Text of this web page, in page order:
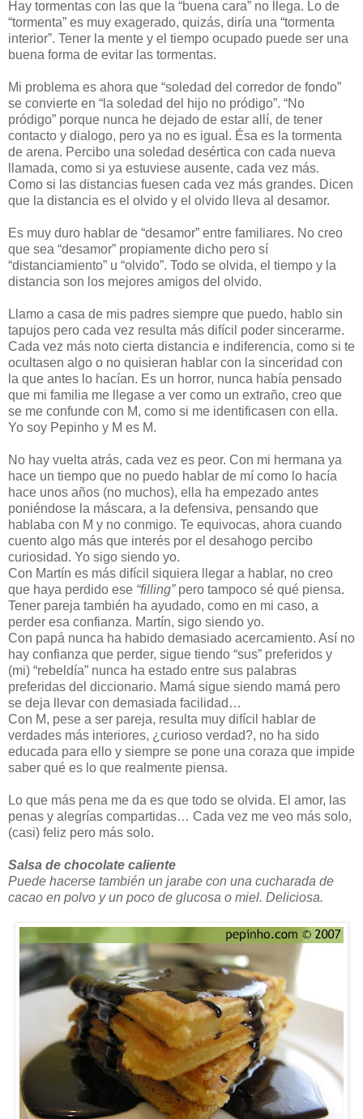
Hay tormentas con las que la “buena cara” no llega. Lo de
“tormenta” es muy exagerado, quizás, diría una “tormenta
interior”. Tener la mente y el tiempo ocupado puede ser una
buena forma de evitar las tormentas.
Mi problema es ahora que “soledad del corredor de fondo”
se convierte en “la soledad del hijo no pródigo”. “No
pródigo” porque nunca he dejado de estar allí, de tener
contacto y dialogo, pero ya no es igual. Ésa es la tormenta
de arena. Percibo una soledad desértica con cada nueva
llamada, como si ya estuviese ausente, cada vez más.
Como si las distancias fuesen cada vez más grandes. Dicen
que la distancia es el olvido y el olvido lleva al desamor.
Es muy duro hablar de “desamor” entre familiares. No creo
que sea “desamor” propiamente dicho pero sí
“distanciamiento” u “olvido”. Todo se olvida, el tiempo y la
distancia son los mejores amigos del olvido.
Llamo a casa de mis padres siempre que puedo, hablo sin
tapujos pero cada vez resulta más difícil poder sincerarme.
Cada vez más noto cierta distancia e indiferencia, como si te
ocultasen algo o no quisieran hablar con la sinceridad con
la que antes lo hacían. Es un horror, nunca había pensado
que mi familia me llegase a ver como un extraño, creo que
se me confunde con M, como si me identificasen con ella.
Yo soy Pepinho y M es M.
No hay vuelta atrás, cada vez es peor. Con mi hermana ya
hace un tiempo que no puedo hablar de mí como lo hacía
hace unos años (no muchos), ella ha empezado antes
poniéndose la máscara, a la defensiva, pensando que
hablaba con M y no conmigo. Te equivocas, ahora cuando
cuento algo más que interés por el desahogo percibo
curiosidad. Yo sigo siendo yo.
Con Martín es más difícil siquiera llegar a hablar, no creo
que haya perdido ese “filling” pero tampoco sé qué piensa.
Tener pareja también ha ayudado, como en mi caso, a
perder esa confianza. Martín, sigo siendo yo.
Con papá nunca ha habido demasiado acercamiento. Así no
hay confianza que perder, sigue tiendo “sus” preferidos y
(mi) “rebeldía” nunca ha estado entre sus palabras
preferidas del diccionario. Mamá sigue siendo mamá pero
se deja llevar con demasiada facilidad…
Con M, pese a ser pareja, resulta muy difícil hablar de
verdades más interiores, ¿curioso verdad?, no ha sido
educada para ello y siempre se pone una coraza que impide
saber qué es lo que realmente piensa.
Lo que más pena me da es que todo se olvida. El amor, las
penas y alegrías compartidas… Cada vez me veo más solo,
(casi) feliz pero más solo.
Salsa de chocolate caliente
Puede hacerse también un jarabe con una cucharada de
cacao en polvo y un poco de glucosa o miel. Deliciosa.